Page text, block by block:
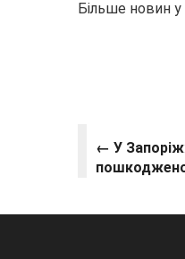
Більше новин у
← У